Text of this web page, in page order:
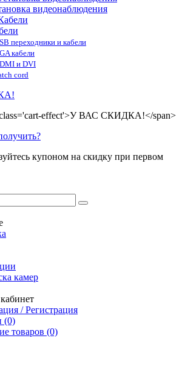
видеонаблюдения
переходники и кабели
кабели
и DVI
cord
купоном на скидку при первом
камер
/ Регистрация
(0)
товаров (0)